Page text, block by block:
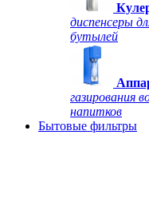
диспенсеры
бутылей
газирования
напитков
Бытовые фильтры